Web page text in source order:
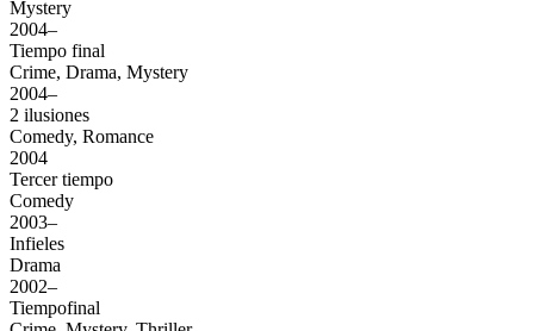
Mystery
2004–
Tiempo final
Crime, Drama, Mystery
2004–
2 ilusiones
Comedy, Romance
2004
Tercer tiempo
Comedy
2003–
Infieles
Drama
2002–
Tiempofinal